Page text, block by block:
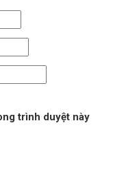
trình duyệt này